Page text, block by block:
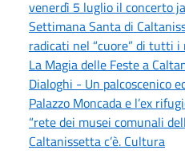
venerdì 5 luglio il concerto
Settimana Santa di
radicati nel “cuore” di tutti i
La Magia delle Feste a
Dialoghi - Un palcoscenico
Palazzo Moncada e l’ex
“rete dei musei comunali
Caltanissetta c’è. Cultura